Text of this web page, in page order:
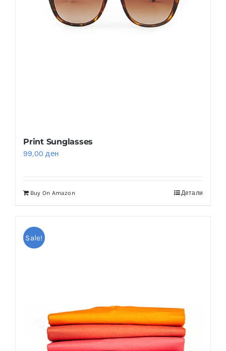
Print Sunglasses
99,00ден
Buy On Amazon Детали
Sale!